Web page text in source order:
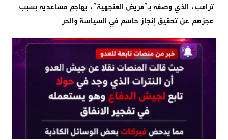
ترامب، الذي وصفه بـ”مريض العنجهية”، يهاجم مساعديه بسبب
عجزهم عن تحقيق إنجاز حاسم في السياسة والحر